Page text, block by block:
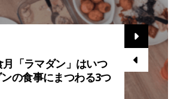
月「ラマダン」はいつ
の食事にまつわる3つ